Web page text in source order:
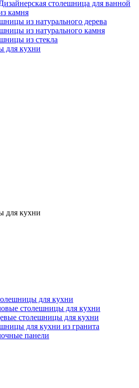
столешница для ванной
камня
из натурального дерева
из натурального камня
из стекла
для кухни
для кухни
для кухни
столешницы для кухни
столешницы для кухни
для кухни из гранита
панели